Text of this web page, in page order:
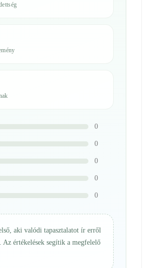
0
0
0
0
0
aki valódi tapasztalatot ír erről
Az értékelések segítik a megfelelő